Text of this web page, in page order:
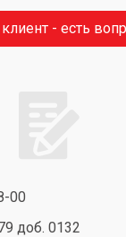
- есть
00
доб. 0132